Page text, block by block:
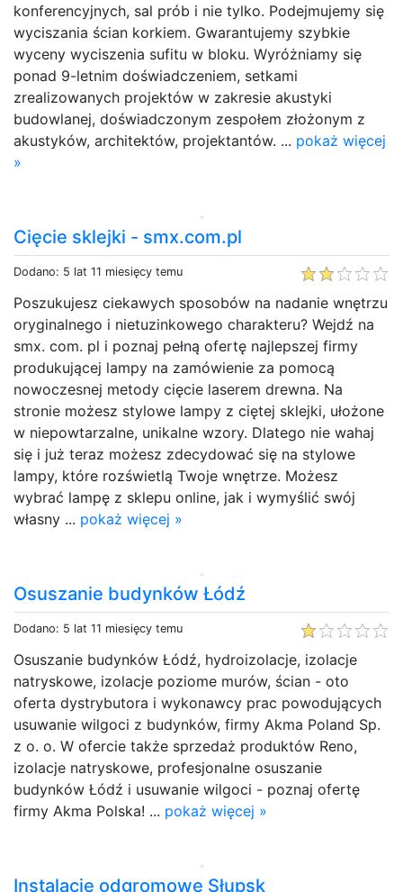
konferencyjnych, sal prób i nie tylko. Podejmujemy się
wyciszania ścian korkiem. Gwarantujemy szybkie
wyceny wyciszenia sufitu w bloku. Wyróżniamy się
ponad 9-letnim doświadczeniem, setkami
zrealizowanych projektów w zakresie akustyki
budowlanej, doświadczonym zespołem złożonym z
akustyków, architektów, projektantów. ... pokaż więcej
»
Cięcie sklejki - smx.com.pl
Dodano: 5 lat 11 miesięcy temu
Poszukujesz ciekawych sposobów na nadanie wnętrzu
oryginalnego i nietuzinkowego charakteru? Wejdź na
smx. com. pl i poznaj pełną ofertę najlepszej firmy
produkującej lampy na zamówienie za pomocą
nowoczesnej metody cięcie laserem drewna. Na
stronie możesz stylowe lampy z ciętej sklejki, ułożone
w niepowtarzalne, unikalne wzory. Dlatego nie wahaj
się i już teraz możesz zdecydować się na stylowe
lampy, które rozświetlą Twoje wnętrze. Możesz
wybrać lampę z sklepu online, jak i wymyślić swój
własny ... pokaż więcej »
Osuszanie budynków Łódź
Dodano: 5 lat 11 miesięcy temu
Osuszanie budynków Łódź, hydroizolacje, izolacje
natryskowe, izolacje poziome murów, ścian - oto
oferta dystrybutora i wykonawcy prac powodujących
usuwanie wilgoci z budynków, firmy Akma Poland Sp.
z o. o. W ofercie także sprzedaż produktów Reno,
izolacje natryskowe, profesjonalne osuszanie
budynków Łódź i usuwanie wilgoci - poznaj ofertę
firmy Akma Polska! ... pokaż więcej »
Instalacje odgromowe Słupsk